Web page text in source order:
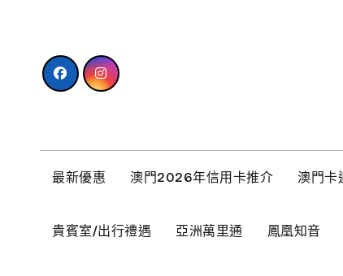
最新優惠 澳門2026年信用卡推介 澳門卡
貴賓室/出行禮遇 亞洲萬里通 鳳凰知音